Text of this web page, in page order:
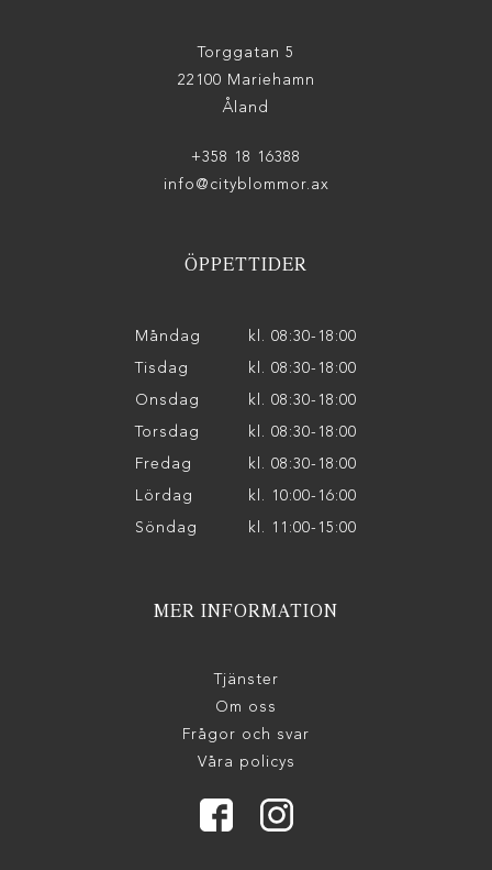
Torggatan 5
22100 Mariehamn
Åland
+358 18 16388
info@cityblommor.ax
ÖPPETTIDER
Måndag kl. 08:30-18:00
Tisdag kl. 08:30-18:00
Onsdag kl. 08:30-18:00
Torsdag kl. 08:30-18:00
Fredag kl. 08:30-18:00
Lördag kl. 10:00-16:00
Söndag kl. 11:00-15:00
MER INFORMATION
Tjänster
Om oss
Frågor och svar
Våra policys